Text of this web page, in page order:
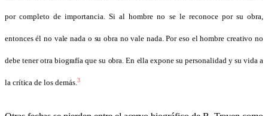
por completo de importancia. Si al hombre no se le reconoce por su obra,
entonces él no vale nada o su obra no vale nada. Por eso el hombre creativo no
debe tener otra biografía que su obra. En ella expone su personalidad y su vida a
la crítica de los demás.3